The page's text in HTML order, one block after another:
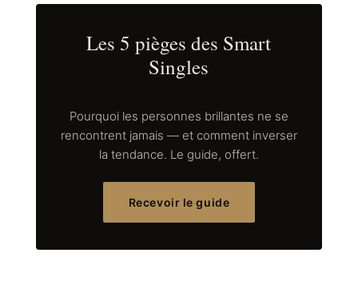
Les 5 pièges des Smart
Singles
Pourquoi les personnes brillantes ne se
rencontrent jamais — et comment inverser
la tendance. Le guide, offert.
Recevoir le guide